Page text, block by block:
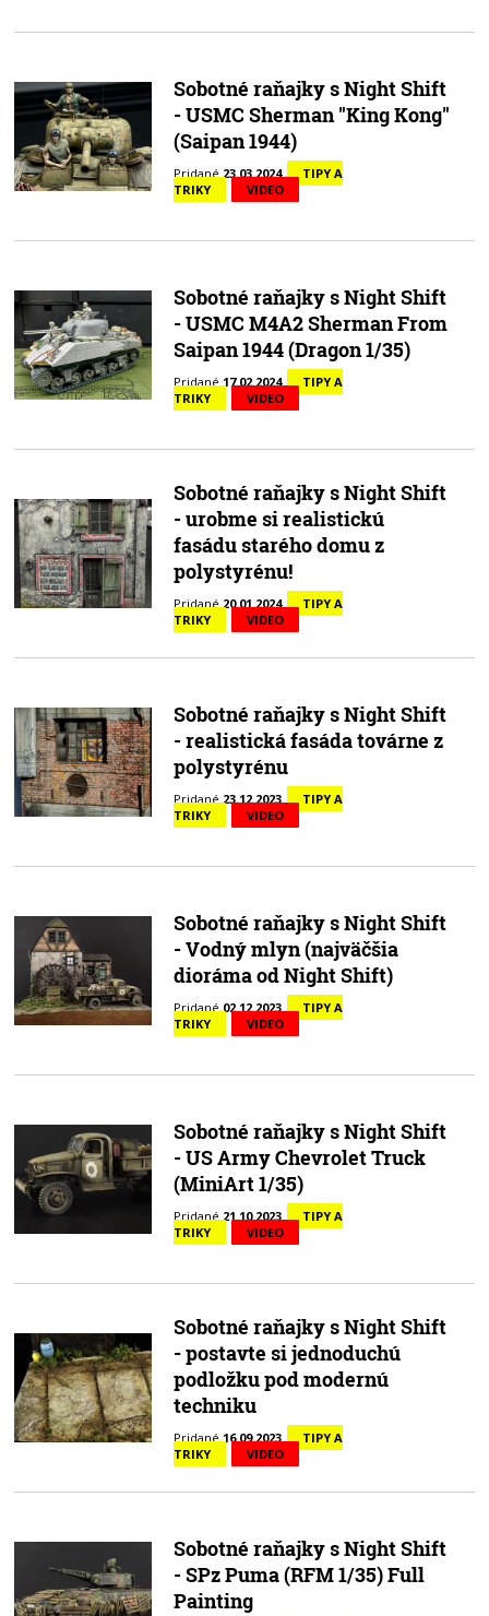
Sobotné raňajky s Night Shift
- USMC Sherman "King Kong"
(Saipan 1944)
Pridané23.03.2024
TIPY A
TRIKY
VIDEO
Sobotné raňajky s Night Shift
- USMC M4A2 Sherman From
Saipan 1944 (Dragon 1/35)
Pridané17.02.2024
TIPY A
TRIKY
VIDEO
Sobotné raňajky s Night Shift
- urobme si realistickú
fasádu starého domu z
polystyrénu!
Pridané20.01.2024
TIPY A
TRIKY
VIDEO
Sobotné raňajky s Night Shift
- realistická fasáda továrne z
polystyrénu
Pridané23.12.2023
TIPY A
TRIKY
VIDEO
Sobotné raňajky s Night Shift
- Vodný mlyn (najväčšia
dioráma od Night Shift)
Pridané02.12.2023
TIPY A
TRIKY
VIDEO
Sobotné raňajky s Night Shift
- US Army Chevrolet Truck
(MiniArt 1/35)
Pridané21.10.2023
TIPY A
TRIKY
VIDEO
Sobotné raňajky s Night Shift
- postavte si jednoduchú
podložku pod modernú
techniku
Pridané16.09.2023
TIPY A
TRIKY
VIDEO
Sobotné raňajky s Night Shift
- SPz Puma (RFM 1/35) Full
Painting